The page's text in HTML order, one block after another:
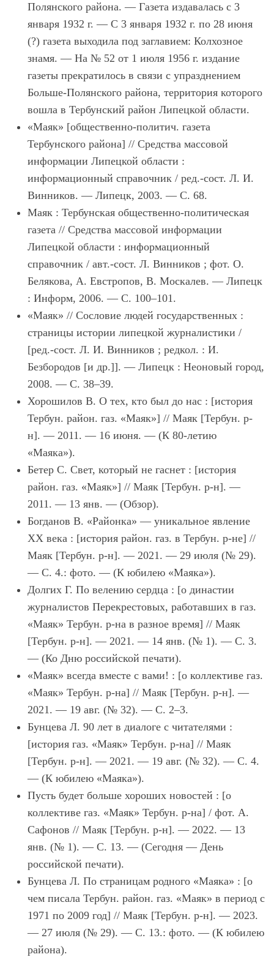
Полянского района. — Газета издавалась с 3
января 1932 г. — С 3 января 1932 г. по 28 июня
(?) газета выходила под заглавием: Колхозное
знамя. — На № 52 от 1 июля 1956 г. издание
газеты прекратилось в связи с упразднением
Больше-Полянского района, территория которого
вошла в Тербунский район Липецкой области.
«Маяк» [общественно-политич. газета
Тербунского района] // Средства массовой
информации Липецкой области :
информационный справочник / ред.-сост. Л. И.
Винников. — Липецк, 2003. — С. 68.
Маяк : Тербунская общественно-политическая
газета // Средства массовой информации
Липецкой области : информационный
справочник / авт.-сост. Л. Винников ; фот. О.
Белякова, А. Евстропов, В. Москалев. — Липецк
: Информ, 2006. — С. 100–101.
«Маяк» // Сословие людей государственных :
страницы истории липецкой журналистики /
[ред.-сост. Л. И. Винников ; редкол. : И.
Безбородов [и др.]]. — Липецк : Неоновый город,
2008. — С. 38–39.
Хорошилов В. О тех, кто был до нас : [история
Тербун. район. газ. «Маяк»] // Маяк [Тербун. р-
н]. — 2011. — 16 июня. — (К 80-летию
«Маяка»).
Бетер С. Свет, который не гаснет : [история
район. газ. «Маяк»] // Маяк [Тербун. р-н]. —
2011. — 13 янв. — (Обзор).
Богданов В. «Районка» — уникальное явление
XX века : [история район. газ. в Тербун. р-не] //
Маяк [Тербун. р-н]. — 2021. — 29 июля (№ 29).
— С. 4.: фото. — (К юбилею «Маяка»).
Долгих Г. По велению сердца : [о династии
журналистов Перекрестовых, работавших в газ.
«Маяк» Тербун. р-на в разное время] // Маяк
[Тербун. р-н]. — 2021. — 14 янв. (№ 1). — С. 3.
— (Ко Дню российской печати).
«Маяк» всегда вместе с вами! : [о коллективе газ.
«Маяк» Тербун. р-на] // Маяк [Тербун. р-н]. —
2021. — 19 авг. (№ 32). — С. 2–3.
Бунцева Л. 90 лет в диалоге с читателями :
[история газ. «Маяк» Тербун. р-на] // Маяк
[Тербун. р-н]. — 2021. — 19 авг. (№ 32). — С. 4.
— (К юбилею «Маяка»).
Пусть будет больше хороших новостей : [о
коллективе газ. «Маяк» Тербун. р-на] / фот. А.
Сафонов // Маяк [Тербун. р-н]. — 2022. — 13
янв. (№ 1). — С. 13. — (Сегодня — День
российской печати).
Бунцева Л. По страницам родного «Маяка» : [о
чем писала Тербун. район. газ. «Маяк» в период с
1971 по 2009 год] // Маяк [Тербун. р-н]. — 2023.
— 27 июля (№ 29). — С. 13.: фото. — (К юбилею
района).